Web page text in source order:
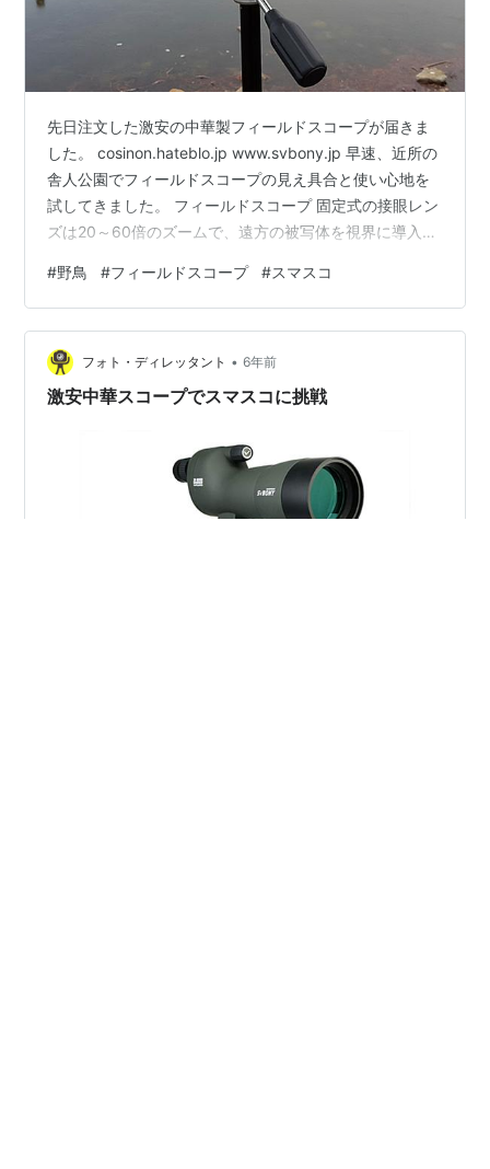
先日注文した激安の中華製フィールドスコープが届きま
した。 cosinon.hateblo.jp www.svbony.jp 早速、近所の
舎人公園でフィールドスコープの見え具合と使い心地を
試してきました。 フィールドスコープ 固定式の接眼レン
ズは20～60倍のズームで、遠方の被写体を視界に導入す
体を追えるよう、オープンドットサイトをブラケットで
装着しました。 SVBONY SV28 行徳野鳥観察舎『あいね
すと』で無料貸出されたKOWA TSN-602と比較しても、
素人目には遜色無い見え具合に思えました。
cosinon.hatebl…
#野鳥 #フィールドスコープ #スマスコ
フォト・ディレッタント • 6年前
激安中華スコープでスマスコに挑戦